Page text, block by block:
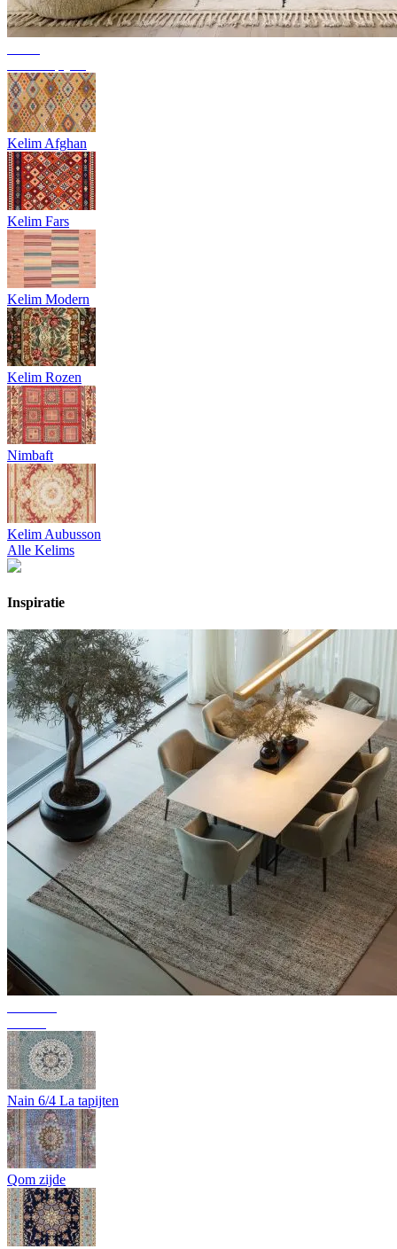
Kelim Afghan
Kelim Fars
Kelim Modern
Kelim Rozen
Nimbaft
Kelim Aubusson
Alle Kelims
Inspiratie
Nain 6/4 La tapijten
Qom zijde